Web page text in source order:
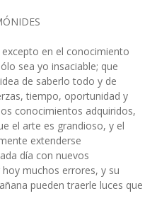
en el conocimiento
sea yo insaciable; que
de saberlo todo y de
tiempo, oportunidad y
conocimientos adquiridos,
el arte es grandioso, y el
extenderse
día con nuevos
muchos errores, y su
pueden traerle luces que